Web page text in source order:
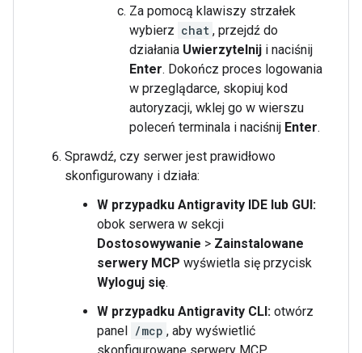
Za pomocą klawiszy strzałek
wybierz chat , przejdź do
działania Uwierzytelnij i naciśnij
Enter. Dokończ proces logowania
w przeglądarce, skopiuj kod
autoryzacji, wklej go w wierszu
poleceń terminala i naciśnij Enter.
Sprawdź, czy serwer jest prawidłowo
skonfigurowany i działa:
W przypadku Antigravity IDE lub GUI:
obok serwera w sekcji
Dostosowywanie > Zainstalowane
serwery MCP wyświetla się przycisk
Wyloguj się.
W przypadku Antigravity CLI: otwórz
panel /mcp , aby wyświetlić